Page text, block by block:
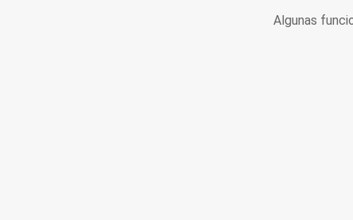
Algunas